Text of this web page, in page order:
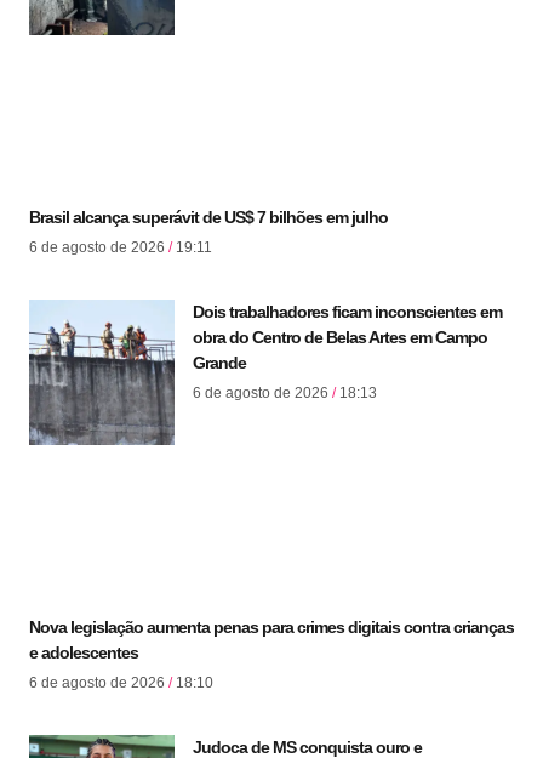
Brasil alcança superávit de US$ 7 bilhões em julho
6 de agosto de 2026 19:11
Dois trabalhadores ficam inconscientes em
obra do Centro de Belas Artes em Campo
Grande
6 de agosto de 2026 18:13
Nova legislação aumenta penas para crimes digitais contra crianças
e adolescentes
6 de agosto de 2026 18:10
Judoca de MS conquista ouro e